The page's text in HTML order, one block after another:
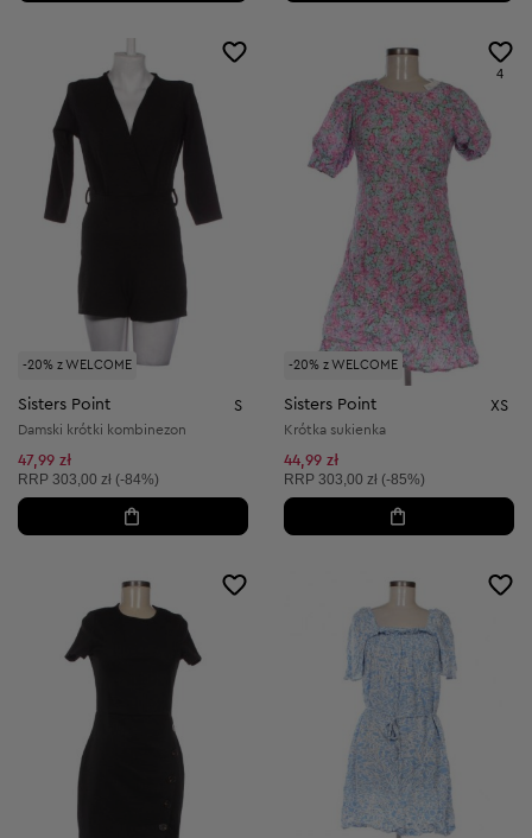
-20% z WELCOME
Sisters Point S
Damski krótki kombinezon
47,99 zł
Cena sugerowana:
RRP 303,00 zł (-84%)
-20% z WELCOME
4
Sisters Point XS
Krótka sukienka
44,99 zł
Cena sugerowana:
RRP 303,00 zł (-85%)